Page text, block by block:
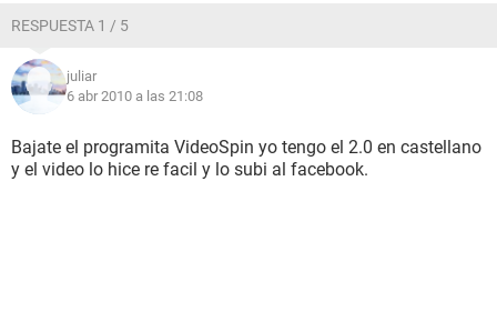
RESPUESTA 1 / 5
juliar
6 abr 2010 a las 21:08
Bajate el programita VideoSpin yo tengo el 2.0 en castellano
y el video lo hice re facil y lo subi al facebook.